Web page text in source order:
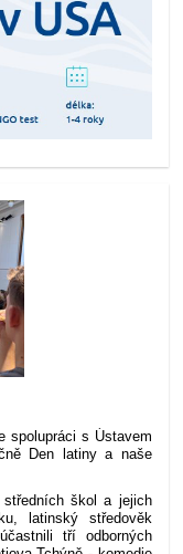
spolupráci s Ústavem
Den latiny a naše
škol a jejich
latinský středověk
tří odborných